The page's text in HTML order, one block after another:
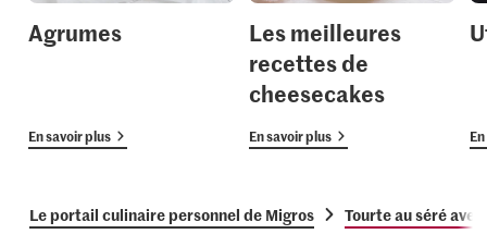
Agrumes
En savoir plus
Les meilleures
recettes de
cheesecakes
En savoir plus
Le portail culinaire personnel de Migros Tourte au séré